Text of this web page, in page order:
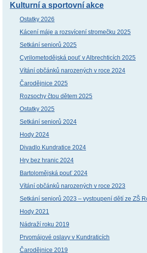
Kulturní a sportovní akce
Ostatky 2026
Kácení máje a rozsvícení stromečku 2025
Setkání seniorů 2025
Cyrilometodějská pouť v Albrechticích 2025
Vítání občánků narozených v roce 2024
Čarodějnice 2025
Rozsochy čtou dětem 2025
Ostatky 2025
Setkání seniorů 2024
Hody 2024
Divadlo Kundratice 2024
Hry bez hranic 2024
Bartolomějská pouť 2024
Vítání občánků narozených v roce 2023
Setkání seniorů 2023 – vystoupení dětí ze ZŠ
Hody 2021
Nádraží roku 2019
Prvomájové oslavy v Kundraticích
Čarodějnice 2019